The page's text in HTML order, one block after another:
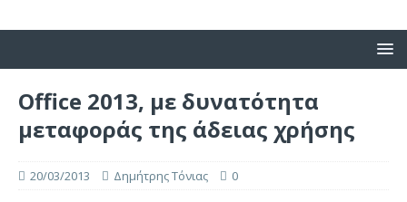
Office 2013, με δυνατότητα
μεταφοράς της άδειας χρήσης
20/03/2013 Δημήτρης Τόνιας 0